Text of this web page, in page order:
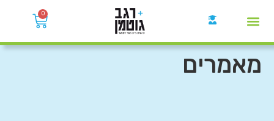
0
מאמרים